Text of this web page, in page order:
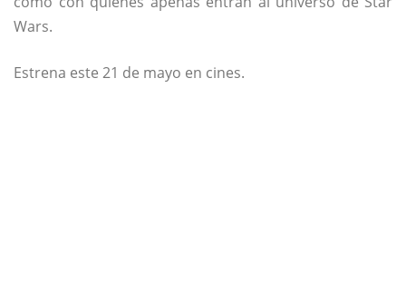
Wars.
Estrena este 21 de mayo en cines.